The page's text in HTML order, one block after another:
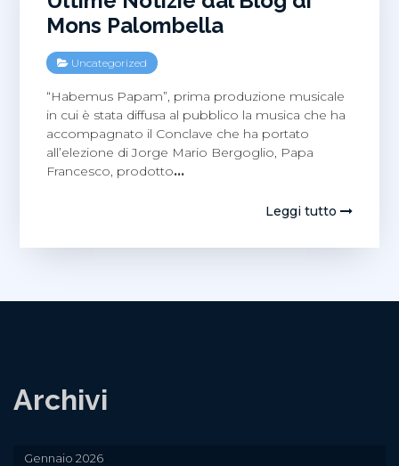
Mons Palombella
Uncategorized
“Habemus Papam”, prima produzione musicale
in cui è stata diffusa al pubblico la musica che ha
accompagnato il Conclave che ha portato
all’elezione di Jorge Mario Bergoglio, Papa
Francesco, prodotto…
Leggi tutto
Archivi
Gennaio 2026